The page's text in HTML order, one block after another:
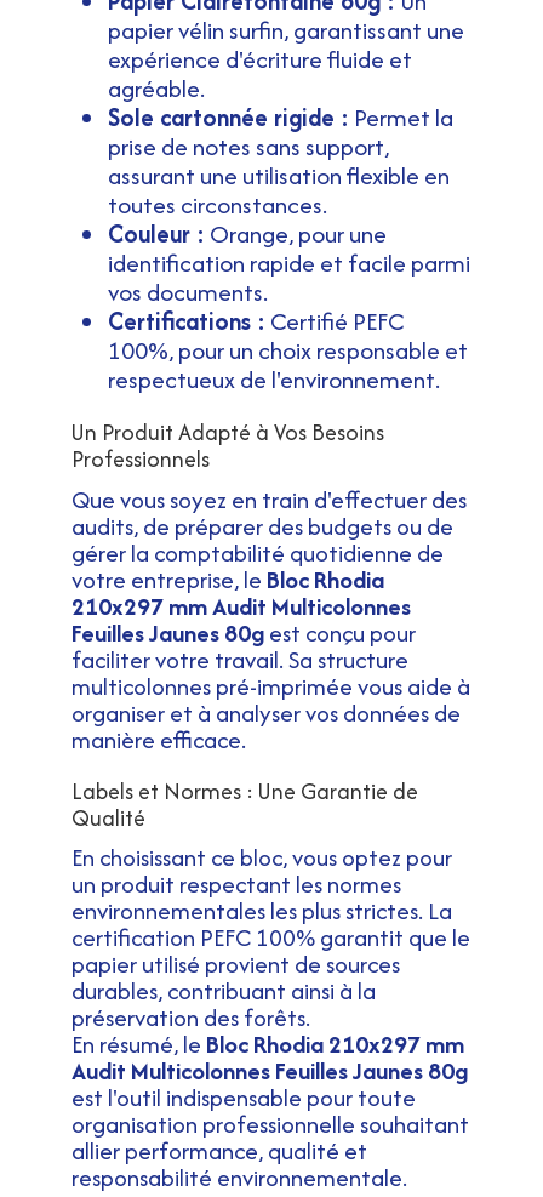
papier vélin surfin, garantissant une
expérience d'écriture fluide et
agréable.
Sole cartonnée rigide : Permet la
prise de notes sans support,
assurant une utilisation flexible en
toutes circonstances.
Couleur : Orange, pour une
identification rapide et facile parmi
vos documents.
Certifications : Certifié PEFC
100%, pour un choix responsable et
respectueux de l'environnement.
Un Produit Adapté à Vos Besoins
Professionnels
Que vous soyez en train d'effectuer des
audits, de préparer des budgets ou de
gérer la comptabilité quotidienne de
votre entreprise, le Bloc Rhodia
210x297 mm Audit Multicolonnes
Feuilles Jaunes 80gest conçu pour
faciliter votre travail. Sa structure
multicolonnes pré-imprimée vous aide à
organiser et à analyser vos données de
manière efficace.
Labels et Normes : Une Garantie de
Qualité
En choisissant ce bloc, vous optez pour
un produit respectant les normes
environnementales les plus strictes. La
certification PEFC 100% garantit que le
papier utilisé provient de sources
durables, contribuant ainsi à la
préservation des forêts.
En résumé, le Bloc Rhodia 210x297 mm
Audit Multicolonnes Feuilles Jaunes 80g
est l'outil indispensable pour toute
organisation professionnelle souhaitant
allier performance, qualité et
responsabilité environnementale.